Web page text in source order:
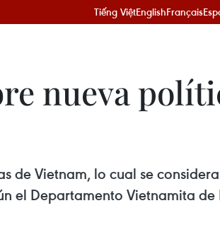
Tiếng ViệtEnglishFrançais
nueva
de Vietnam, lo cual se
el Departamento Vietnamita